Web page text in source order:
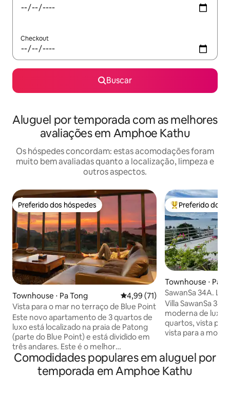
Checkout
Buscar
Aluguel por temporada com as melhores
avaliações em Amphoe Kathu
Os hóspedes concordam: estas acomodações foram
muito bem avaliadas quanto a localização, limpeza e
outros aspectos.
Preferido dos hóspedes
Preferido dos hóspedes
Townhouse ⋅ Pa Tong 4,99 de uma avaliação média
4,99 (71)
Vista para o mar no terraço de Blue Point
Este novo apartamento de 3 quartos de
luxo está localizado na praia de Patong
(parte do Blue Point) e está dividido em
três andares. Este é o melhor
apartamento em termos de localização,
vista e configuração em todo o
complexo. Ao entrar, temos o quarto
Entre os
Preferido dos
Townhouse ⋅ Pa
SawanSa 34A.
minutos a pé da
Villa SawanSa
moderna de luxo
quartos, vista
vista para a
perfeita em
minutos a pé da
minutos a pé (ou
Comodidades populares em aluguel por
temporada em Amphoe Kathu